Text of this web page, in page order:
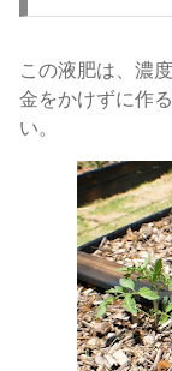
この液肥は、濃
金をかけずに作
い。